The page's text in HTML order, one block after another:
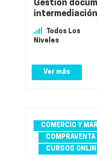
Gestión
Todos Los
Niveles
Ver más
COMERCIO Y
COMPRAVENTA
CURSOS